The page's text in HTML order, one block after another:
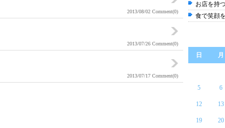
2013/08/02 Comment(0)
2013/07/26 Comment(0)
2013/07/17 Comment(0)
お店を持
食で笑顔
日 月
5 6
12 13
19 20